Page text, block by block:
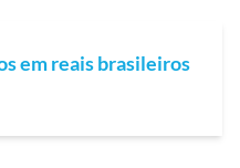
em reais brasileiros